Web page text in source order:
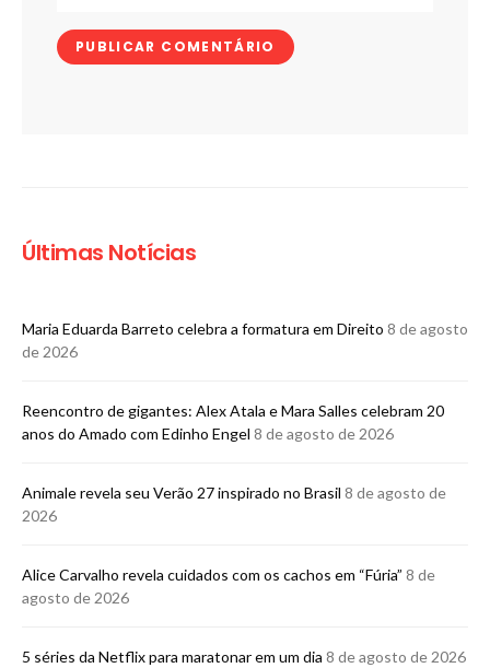
Últimas Notícias
Maria Eduarda Barreto celebra a formatura em Direito 8 de agosto
de 2026
Reencontro de gigantes: Alex Atala e Mara Salles celebram 20
anos do Amado com Edinho Engel 8 de agosto de 2026
Animale revela seu Verão 27 inspirado no Brasil 8 de agosto de
2026
Alice Carvalho revela cuidados com os cachos em “Fúria” 8 de
agosto de 2026
5 séries da Netflix para maratonar em um dia 8 de agosto de 2026